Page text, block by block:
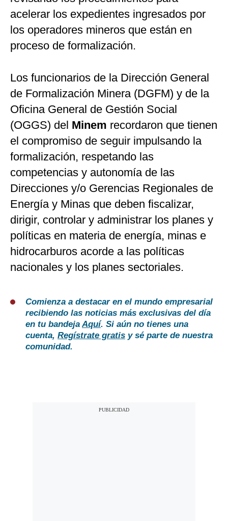
acelerar los expedientes ingresados por
los operadores mineros que están en
proceso de formalización.
Los funcionarios de la Dirección General
de Formalización Minera (DGFM) y de la
Oficina General de Gestión Social
(OGGS) del Minem recordaron que tienen
el compromiso de seguir impulsando la
formalización, respetando las
competencias y autonomía de las
Direcciones y/o Gerencias Regionales de
Energía y Minas que deben fiscalizar,
dirigir, controlar y administrar los planes y
políticas en materia de energía, minas e
hidrocarburos acorde a las políticas
nacionales y los planes sectoriales.
Comienza a destacar en el mundo empresarial
recibiendo las noticias más exclusivas del día
en tu bandejaAquí. Si aún no tienes una
cuenta, Regístrate gratis y sé parte de nuestra
comunidad.